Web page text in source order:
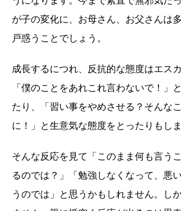
が子の変化に、お母さん、お父さんは
戸惑うことでしょう。
成長するにつれ、反抗的な態度はエス
「僕のことをあれこれ言わないで！」
たり、「習い事をやめさせる？そんな
に！」と生意気な態度をとったりもしま
そんな反応を見て「このまま何も言う
るのでは？」「勉強しなくなって、悪
うのでは」と思うかもしれません。し